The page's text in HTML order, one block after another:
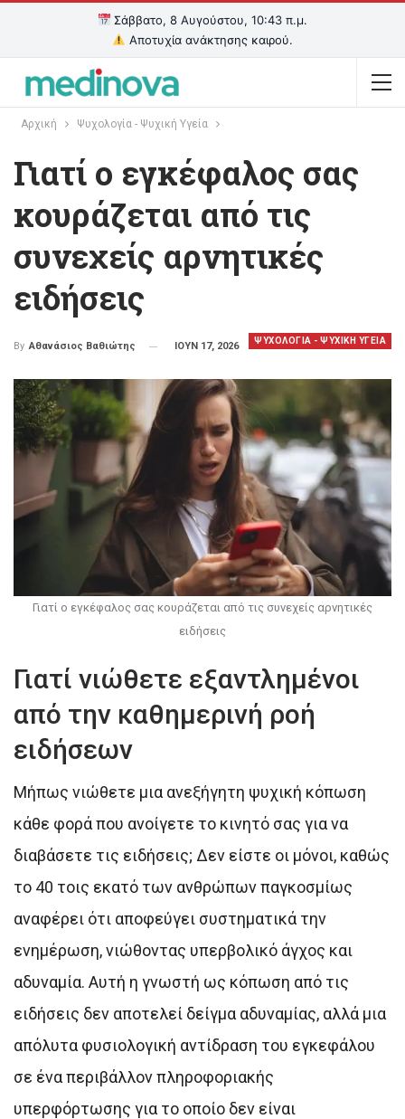
Σάββατο, 8 Αυγούστου, 10:43 π.μ.
Αποτυχία ανάκτησης καιρού.
Αρχική Ψυχολογία - Ψυχική Υγεία
Γιατί ο εγκέφαλος σας
κουράζεται από τις
συνεχείς αρνητικές
ειδήσεις
ΨΥΧΟΛΟΓΙΑ - ΨΥΧΙΚΗ ΥΓΕΙΑ
By Αθανάσιος Βαθιώτης ΙΟΥΝ 17, 2026
Γιατί ο εγκέφαλος σας κουράζεται από τις συνεχείς αρνητικές
ειδήσεις
Γιατί νιώθετε εξαντλημένοι
από την καθημερινή ροή
ειδήσεων
Μήπως νιώθετε μια ανεξήγητη ψυχική κόπωση
κάθε φορά που ανοίγετε το κινητό σας για να
διαβάσετε τις ειδήσεις; Δεν είστε οι μόνοι, καθώς
το 40 τοις εκατό των ανθρώπων παγκοσμίως
αναφέρει ότι αποφεύγει συστηματικά την
ενημέρωση, νιώθοντας υπερβολικό άγχος και
αδυναμία. Αυτή η γνωστή ως κόπωση από τις
ειδήσεις δεν αποτελεί δείγμα αδυναμίας, αλλά μια
απόλυτα φυσιολογική αντίδραση του εγκεφάλου
σε ένα περιβάλλον πληροφοριακής
υπερφόρτωσης για το οποίο δεν είναι